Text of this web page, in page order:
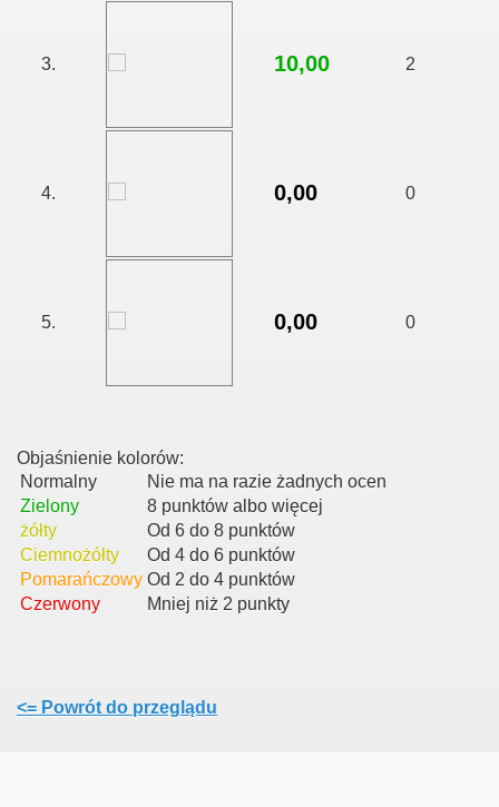
3. 10,00 2
4. 0,00 0
5. 0,00 0
Objaśnienie kolorów:
Normalny
Nie ma na razie żadnych ocen
Zielony
8 punktów albo więcej
żółty
Od 6 do 8 punktów
Ciemnożółty
Od 4 do 6 punktów
Pomarańczowy Od 2 do 4 punktów
Czerwony
Mniej niż 2 punkty
<= Powrót do przeglądu